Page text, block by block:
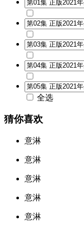
全选
猜你喜欢
意淋
意淋
意淋
意淋
意淋